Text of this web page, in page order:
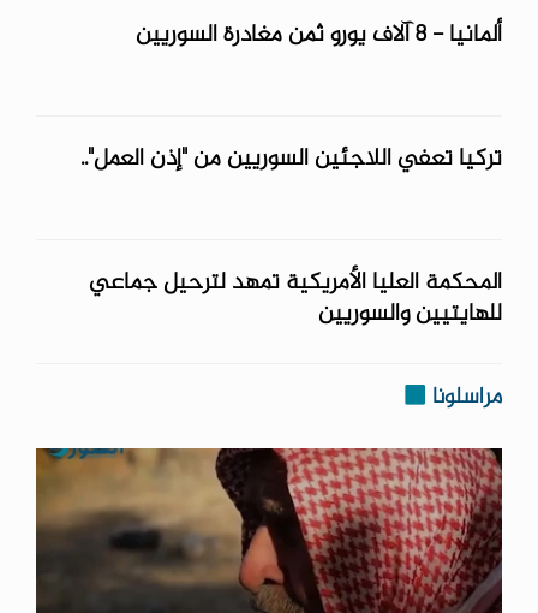
ألمانيا - 8 آلاف يورو ثمن مغادرة السوريين
تركيا تعفي اللاجئين السوريين من "إذن العمل"..
المحكمة العليا الأمريكية تمهد لترحيل جماعي
للهايتيين والسوريين
مراسلونا